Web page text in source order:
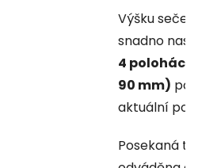
Výšku
snadno
4 polohách
90 mm)
aktuální
Posekaná